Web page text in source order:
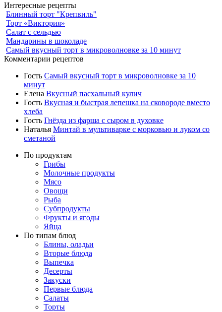
Интересные рецепты
Блинный торт "Крепвиль"
Торт «Виктория»
Салат с сельдью
Мандарины в шоколаде
Самый вкусный торт в микроволновке за 10 минут
Комментарии рецептов
Гость Самый вкусный торт в микроволновке за 10
минут
Елена Вкусный пасхальный кулич
Гость Вкусная и быстрая лепешка на сковороде вместо
хлеба
Гость Гнёзда из фарша с сыром в духовке
Наталья Минтай в мультиварке с морковью и луком со
сметаной
По продуктам
Грибы
Молочные продукты
Мясо
Овощи
Рыба
Субпродукты
Фрукты и ягоды
Яйца
По типам блюд
Блины, оладьи
Вторые блюда
Выпечка
Десерты
Закуски
Первые блюда
Салаты
Торты